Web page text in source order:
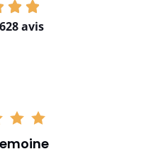
628 avis